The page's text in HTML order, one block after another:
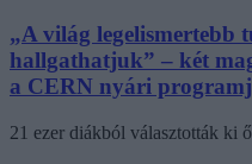
„A világ legelismertebb
hallgathatjuk” – két
a CERN nyári
21 ezer diákból választották ki